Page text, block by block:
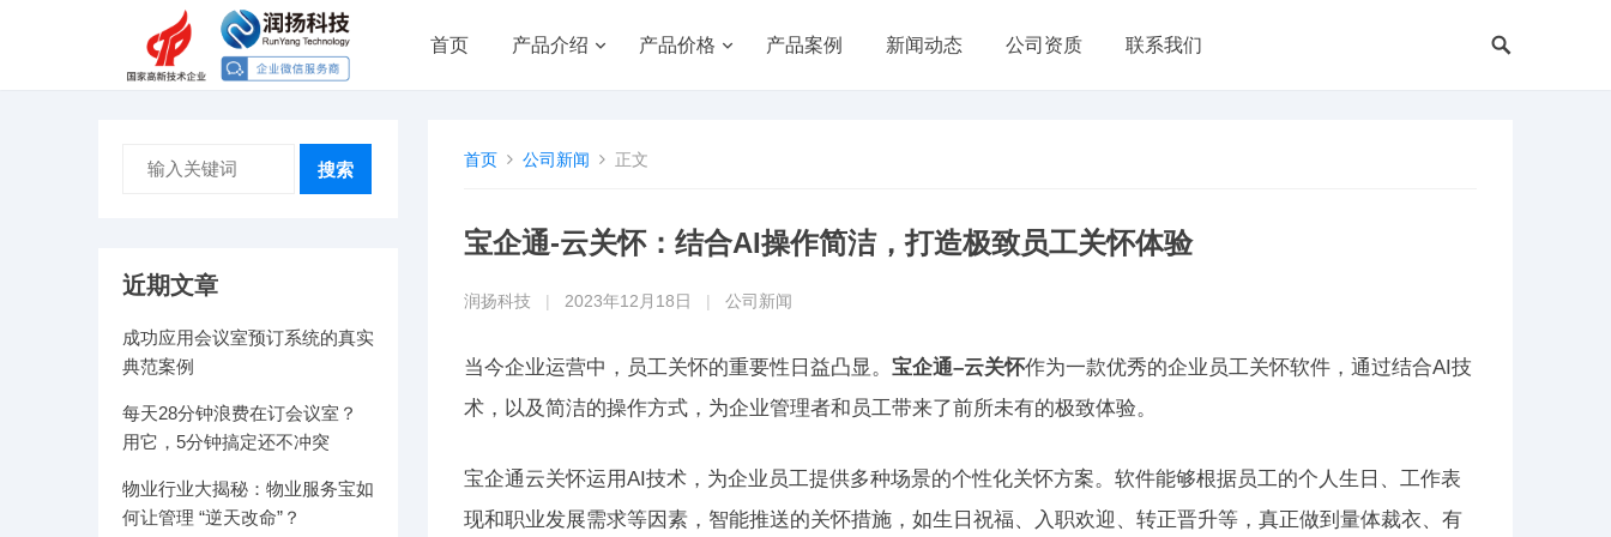
首页 产品介绍 产品价格 产品案例 新闻动态 公司资质 联系我们
首页 公司新闻 正文
宝企通-云关怀：结合AI操作简洁，打造极致员工关怀体验
润扬科技 2023年12月18日 公司新闻
当今企业运营中，员工关怀的重要性日益凸显。 宝企通–云关怀作为一款优秀的企业员工关怀软件，通过结合AI技
术，以及简洁的操作方式，为企业管理者和员工带来了前所未有的极致体验。
宝企通云关怀运用AI技术，为企业员工提供多种场景的个性化关怀方案。软件能够根据员工的个人生日、工作表
现和职业发展需求等因素，智能推送的关怀措施，如生日祝福、入职欢迎、转正晋升等，真正做到量体裁衣、有
搜索
近期文章
成功应用会议室预订系统的真实
典范案例
每天28分钟浪费在订会议室？
用它，5分钟搞定还不冲突
物业行业大揭秘：物业服务宝如
何让管理 “逆天改命”？